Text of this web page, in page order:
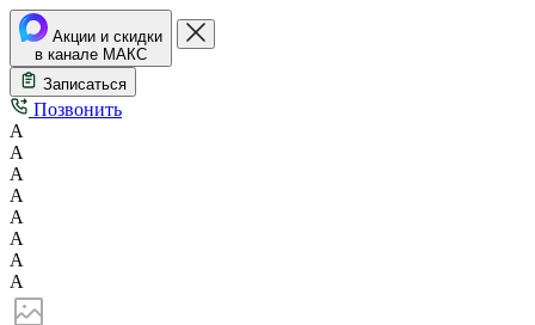
Акции и скидки
в канале МАКС
Записаться
Позвонить
А
А
А
А
А
А
А
А